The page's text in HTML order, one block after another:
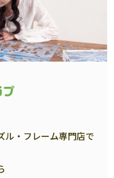
ル・フレーム専門店で